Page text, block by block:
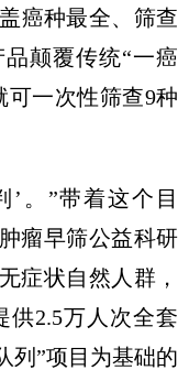
癌种最全、筛查
颠覆传统“一癌
可一次性筛查9种
’。”带着这个目
瘤早筛公益科研
症状自然人群，
供2.5万人次全套
列”项目为基础的